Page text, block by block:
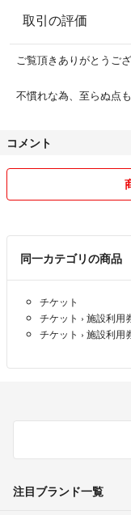
取引の評価
ご覧頂きありがとうご
不慣れな為、至らぬ点
コメント
同一カテゴリの商品
チケット
チケット › 施設利用
チケット › 施設利用
注目ブランド一覧